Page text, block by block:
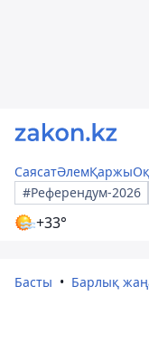
СаясатӘлемҚаржы
#Референдум-2026
+33°
Басты Барлық